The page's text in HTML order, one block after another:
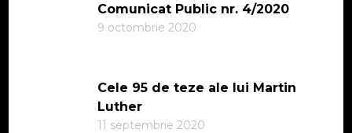
Comunicat Public nr. 4/2020
9 octombrie 2020
Cele 95 de teze ale lui Martin
Luther
11 septembrie 2020